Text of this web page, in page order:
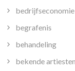
bedrijfseconomie
begrafenis
behandeling
bekende artiesten